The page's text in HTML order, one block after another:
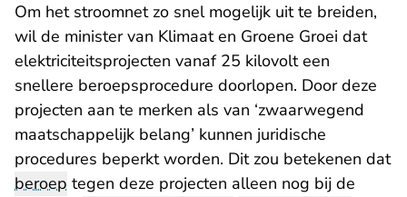
Om het stroomnet zo snel mogelijk uit te breiden,
wil de minister van Klimaat en Groene Groei dat
elektriciteitsprojecten vanaf 25 kilovolt een
snellere beroepsprocedure doorlopen. Door deze
projecten aan te merken als van ‘zwaarwegend
maatschappelijk belang’ kunnen juridische
procedures beperkt worden. Dit zou betekenen dat
beroep tegen deze projecten alleen nog bij de